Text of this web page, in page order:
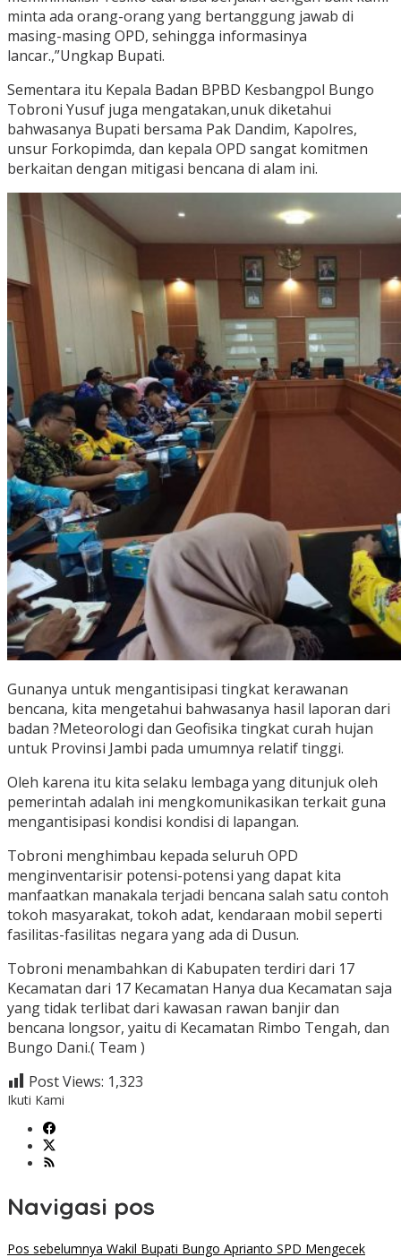
minta ada orang-orang yang bertanggung jawab di
masing-masing OPD, sehingga informasinya
lancar.,”Ungkap Bupati.
Sementara itu Kepala Badan BPBD Kesbangpol Bungo
Tobroni Yusuf juga mengatakan,unuk diketahui
bahwasanya Bupati bersama Pak Dandim, Kapolres,
unsur Forkopimda, dan kepala OPD sangat komitmen
berkaitan dengan mitigasi bencana di alam ini.
Gunanya untuk mengantisipasi tingkat kerawanan
bencana, kita mengetahui bahwasanya hasil laporan dari
badan ?Meteorologi dan Geofisika tingkat curah hujan
untuk Provinsi Jambi pada umumnya relatif tinggi.
Oleh karena itu kita selaku lembaga yang ditunjuk oleh
pemerintah adalah ini mengkomunikasikan terkait guna
mengantisipasi kondisi kondisi di lapangan.
Tobroni menghimbau kepada seluruh OPD
menginventarisir potensi-potensi yang dapat kita
manfaatkan manakala terjadi bencana salah satu contoh
tokoh masyarakat, tokoh adat, kendaraan mobil seperti
fasilitas-fasilitas negara yang ada di Dusun.
Tobroni menambahkan di Kabupaten terdiri dari 17
Kecamatan dari 17 Kecamatan Hanya dua Kecamatan saja
yang tidak terlibat dari kawasan rawan banjir dan
bencana longsor, yaitu di Kecamatan Rimbo Tengah, dan
Bungo Dani.( Team )
Post Views: 1,323
Ikuti Kami
Navigasi pos
Pos sebelumnya Wakil Bupati Bungo Aprianto SPD Mengecek